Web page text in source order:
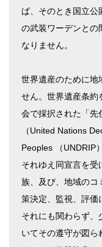
ば、そのとき国立公
の武装ワーデンとの
なりません。
世界遺産のために地
せん。世界遺産条約
会で採択された「先
（United Nations
Peoples （UNDRIP
それゆえ同宣言を受
族、及び、地域のコ
策決定、監視、評価
それにも関わらず、
いてその遵守が図